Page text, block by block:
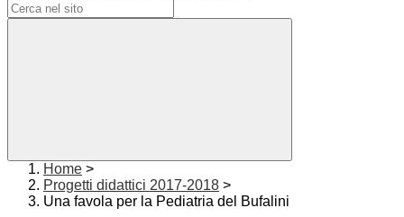
Home >
Progetti didattici 2017-2018 >
Una favola per la Pediatria del Bufalini